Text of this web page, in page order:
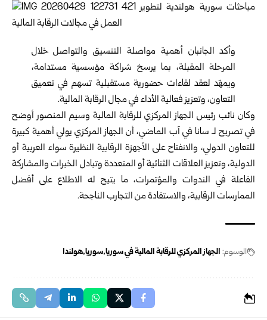
وأكد الجانبان أهمية مواصلة التنسيق والتواصل خلال
المرحلة المقبلة، بما يرسخ شراكة مؤسسية مستدامة،
ويمهّد لعقد لقاءات حضورية مستقبلية تسهم في تعميق
التعاون، وتعزيز فعالية الأداء في مجال الرقابة المالية.
وكان نائب رئيس الجهاز المركزي للرقابة المالية وسيم المنصور أوضح
في تصريح لـ سانا في آب الماضي، أن الجهاز المركزي يولي أهمية كبيرة
للتعاون الدولي، والانفتاح على الأجهزة الرقابية النظيرة سواء العربية أو
الدولية، وتعزيز العلاقات الثنائية أو المتعددة وتبادل الخبرات والمشاركة
الفاعلة في الندوات والمؤتمرات، ما يتيح له الاطلاع على أفضل
الممارسات الرقابية، والاستفادة من التجارب الناجحة.
الوسوم: الجهاز المركزي للرقابة المالية في سوريا سوريا هولندا